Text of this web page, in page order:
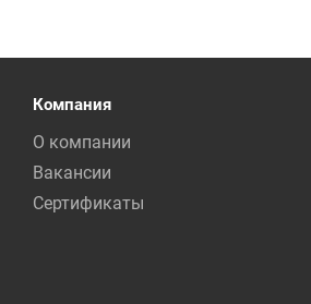
Компания
О компании
Вакансии
Сертификаты